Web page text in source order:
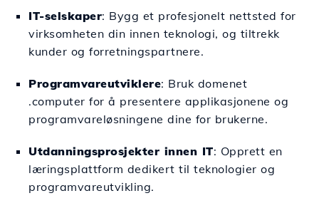
IT-selskaper: Bygg et profesjonelt nettsted for
virksomheten din innen teknologi, og tiltrekk
kunder og forretningspartnere.
Programvareutviklere: Bruk domenet
.computer for å presentere applikasjonene og
programvareløsningene dine for brukerne.
Utdanningsprosjekter innen IT: Opprett en
læringsplattform dedikert til teknologier og
programvareutvikling.